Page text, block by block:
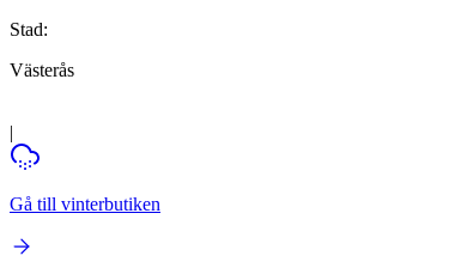
Stad:
Västerås
|
Gå till vinterbutiken